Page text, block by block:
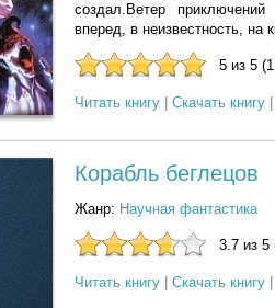
создал.Ветер
вперед, в неизвестность, на
5 из 5
Читать книгу Скачать книгу
Корабль беглецов
Жанр: Научная фантастика
3.7 из 5
Читать книгу Скачать книгу